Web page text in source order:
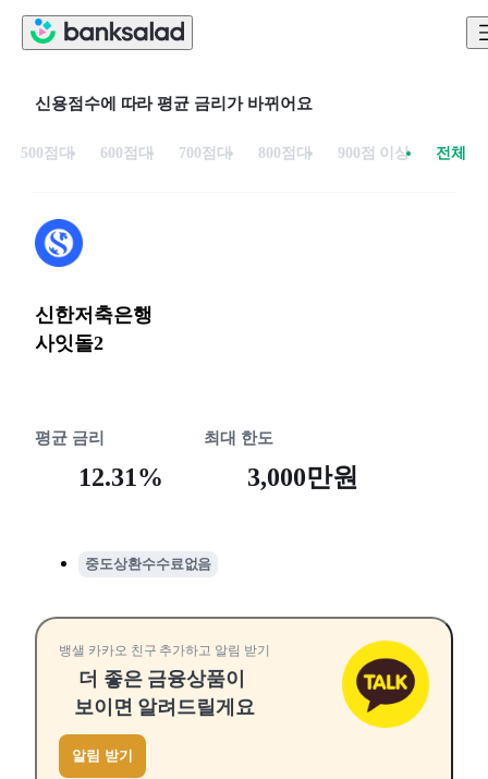
신용점수에 따라 평균 금리가 바뀌어요
500점대 600점대 700점대 800점대 900점 이상 전체
신한저축은행
사잇돌2
평균 금리
12.31%
최대 한도
3,000만원
중도상환수수료없음
뱅샐 카카오 친구 추가하고 알림 받기
더 좋은 금융상품이
보이면 알려드릴게요
알림 받기